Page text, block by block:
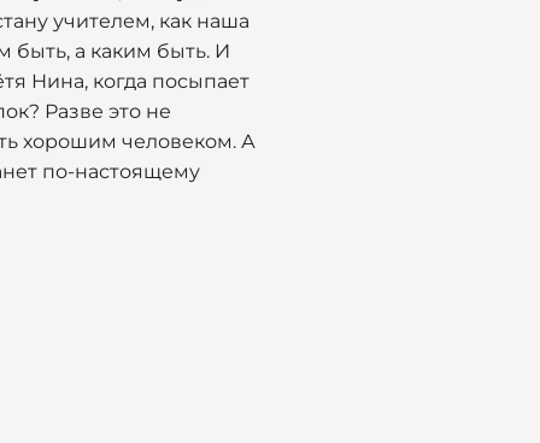
учителем, как наша
быть, а каким быть. И
Нина, когда посыпает
Разве это не
хорошим человеком. А
по-настоящему